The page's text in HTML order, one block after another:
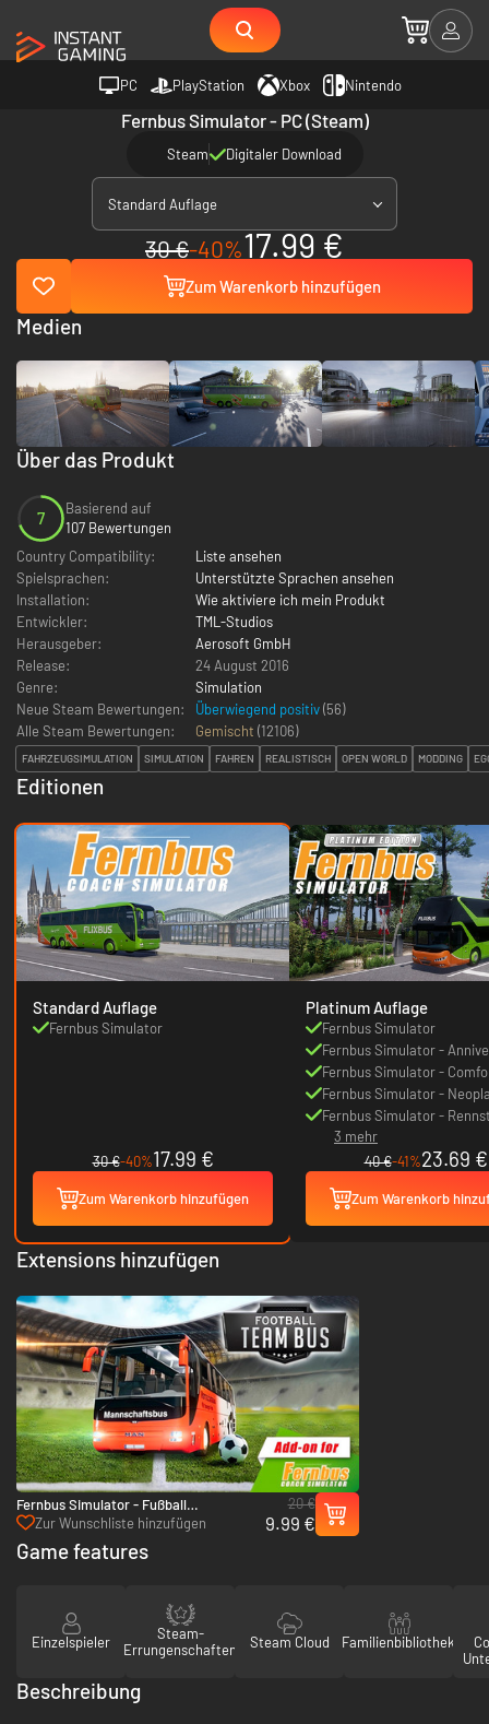
PC PlayStation Xbox Nintendo
Fernbus Simulator - PC (Steam)
Steam Digitaler Download
Standard Auflage
30 €-40%17.99 €
Zum Warenkorb hinzufügen
Über das Produkt
7
Basierend auf
107 Bewertungen
Country Compatibility:
Liste ansehen
Spielsprachen:
Unterstützte Sprachen ansehen
Installation:
Wie aktiviere ich mein Produkt
Entwickler:
TML-Studios
Herausgeber:
Aerosoft GmbH
Release:
24 August 2016
Genre:
Simulation
Neue Steam Bewertungen:
Überwiegend positiv(56)
Alle Steam Bewertungen:
Gemischt (12106)
FAHRZEUGSIMULATION SIMULATION FAHREN REALISTISCH OPEN WORLD MODDING
Editionen
Standard Auflage
Fernbus Simulator
30 €-40%17.99 €
Zum Warenkorb hinzufügen
Platinum Auflage
Fernbus Simulator
Fernbus Simulator -
Repaint Package
Fernbus Simulator -
HD
Fernbus Simulator -
Skyliner
Fernbus Simulator -
3 mehr
40 €-41%23.69 €
Zum Warenkorb
Extensions hinzufügen
Fernbus Simulator - Fußball
Mannschaftsbus - PC (Steam)
Zur Wunschliste hinzufügen
20 €
9.99 €
Medien
Game features
Einzelspieler
Steam-
Errungenschaften
Steam Cloud Familienbibliothek
Beschreibung